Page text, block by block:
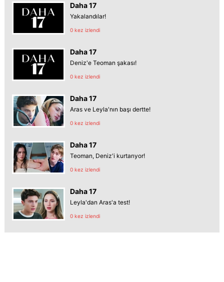
Daha 17
Yakalandılar!
0 kez izlendi
Daha 17
Deniz'e Teoman şakası!
0 kez izlendi
Daha 17
Aras ve Leyla'nın başı dertte!
0 kez izlendi
Daha 17
Teoman, Deniz'i kurtarıyor!
0 kez izlendi
Daha 17
Leyla'dan Aras'a test!
0 kez izlendi